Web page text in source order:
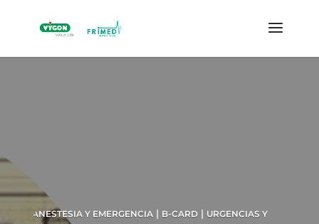
ANESTESIA Y EMERGENCIA| B-CARD| URGENCIAS Y